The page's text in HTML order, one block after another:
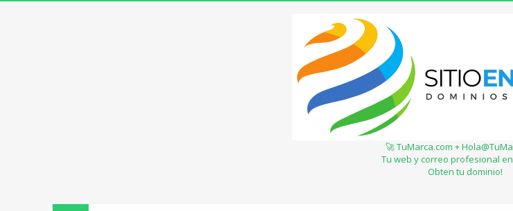
🚀 TuMarca.com +
Tu web y correo profesional
Obten tu dominio!